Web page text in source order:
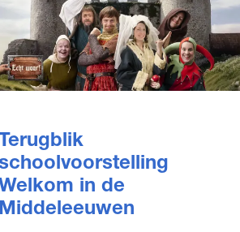
schoolvoorstelling
in de
Middeleeuwen